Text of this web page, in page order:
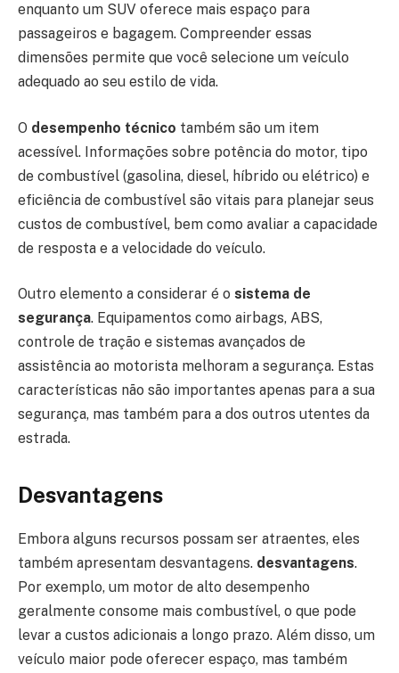
enquanto um SUV oferece mais espaço para
passageiros e bagagem. Compreender essas
dimensões permite que você selecione um veículo
adequado ao seu estilo de vida.
O desempenho técnico também são um item
acessível. Informações sobre potência do motor, tipo
de combustível (gasolina, diesel, híbrido ou elétrico) e
eficiência de combustível são vitais para planejar seus
custos de combustível, bem como avaliar a capacidade
de resposta e a velocidade do veículo.
Outro elemento a considerar é o sistema de
segurança. Equipamentos como airbags, ABS,
controle de tração e sistemas avançados de
assistência ao motorista melhoram a segurança. Estas
características não são importantes apenas para a sua
segurança, mas também para a dos outros utentes da
estrada.
Desvantagens
Embora alguns recursos possam ser atraentes, eles
também apresentam desvantagens. desvantagens.
Por exemplo, um motor de alto desempenho
geralmente consome mais combustível, o que pode
levar a custos adicionais a longo prazo. Além disso, um
veículo maior pode oferecer espaço, mas também